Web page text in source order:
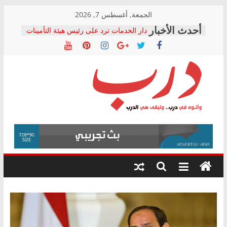
content
الجمعة, أغسطس 7, 2026
دار الخدمات ترد على رئيس هيئة التأمينات
بعد مؤتمره الصحفي: إنكار الأزمة لا ينهي
معاناة أصحاب المعاشات.. ونطالب بكشف
فرحات سليمان يكتب: القطاع الصحي إلى
أين؟
حزب التحالف الشعبي يطلق لجنة “الحق
في الصحة” بالإسكندرية لرصد الانتهاكات
ودعم المرضى
الوزاري لمدينة الصحفيين.. وانتهاء أعمال
إنشاء المبنى الإداري
المجلس القومي لحقوق الإنسان يعلن
متابعة قضية الدكتور محمد زهران.. ويؤكد:
قرينة البراءة وضمانات المحاكمة العادلة
درب
وأتوه
درب..
وتبقى
هي